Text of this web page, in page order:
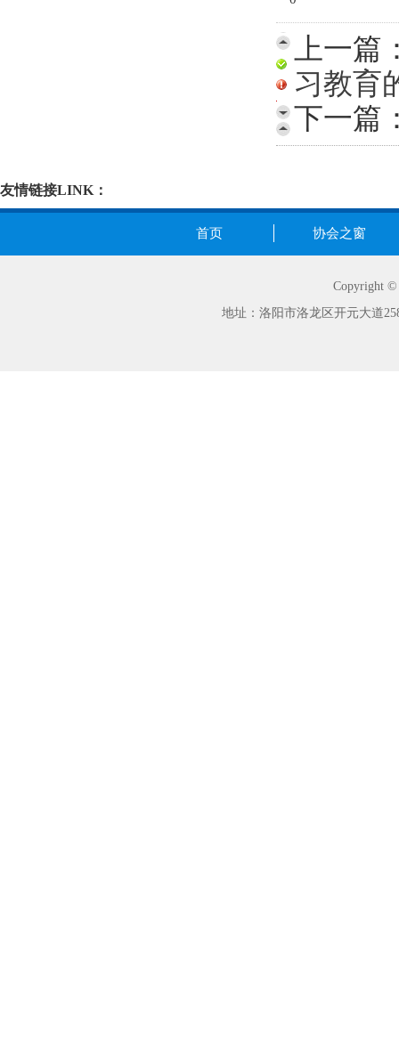
上一篇
习教育
下一篇
友情链接LINK：
首页 协会之窗
Copyright
地址：洛阳市洛龙区开元大道